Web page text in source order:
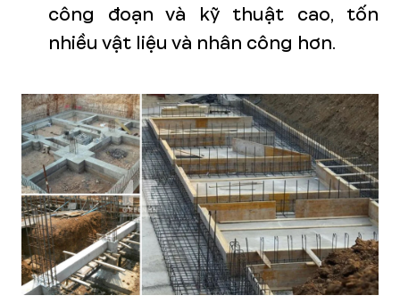
công đoạn và kỹ thuật cao, tốn
nhiều vật liệu và nhân công hơn.